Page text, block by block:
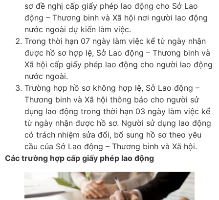
sơ đề nghị cấp giấy phép lao động cho Sở Lao
động – Thương binh và Xã hội nơi người lao động
nước ngoài dự kiến làm việc.
Trong thời hạn 07 ngày làm việc kể từ ngày nhận
được hồ sơ hợp lệ, Sở Lao động – Thương binh và
Xã hội cấp giấy phép lao động cho người lao động
nước ngoài.
Trường hợp hồ sơ không hợp lệ, Sở Lao động –
Thương binh và Xã hội thông báo cho người sử
dụng lao động trong thời hạn 03 ngày làm việc kể
từ ngày nhận được hồ sơ. Người sử dụng lao động
có trách nhiệm sửa đổi, bổ sung hồ sơ theo yêu
cầu của Sở Lao động – Thương binh và Xã hội.
Các trường hợp cấp giấy phép lao động